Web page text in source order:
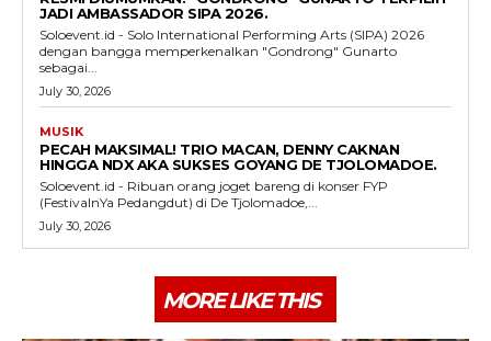
JADI AMBASSADOR SIPA 2026.
Soloevent.id - Solo International Performing Arts (SIPA) 2026
dengan bangga memperkenalkan "Gondrong" Gunarto
sebagai...
July 30, 2026
MUSIK
PECAH MAKSIMAL! TRIO MACAN, DENNY CAKNAN
HINGGA NDX AKA SUKSES GOYANG DE TJOLOMADOE.
Soloevent.id - Ribuan orang joget bareng di konser FYP
(FestivalnYa Pedangdut) di De Tjolomadoe,...
July 30, 2026
MORE LIKE THIS